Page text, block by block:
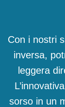
Con i nostri
inversa,
leggera
sorso in un